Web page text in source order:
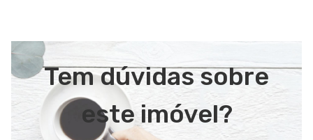
Alarme
Área de serviço
Churrasqueira
Sacada
Tem dúvidas sobre
este imóvel?